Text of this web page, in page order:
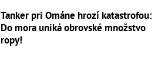
Tanker pri Ománe hrozí katastrofou:
Do mora uniká obrovské množstvo
ropy!